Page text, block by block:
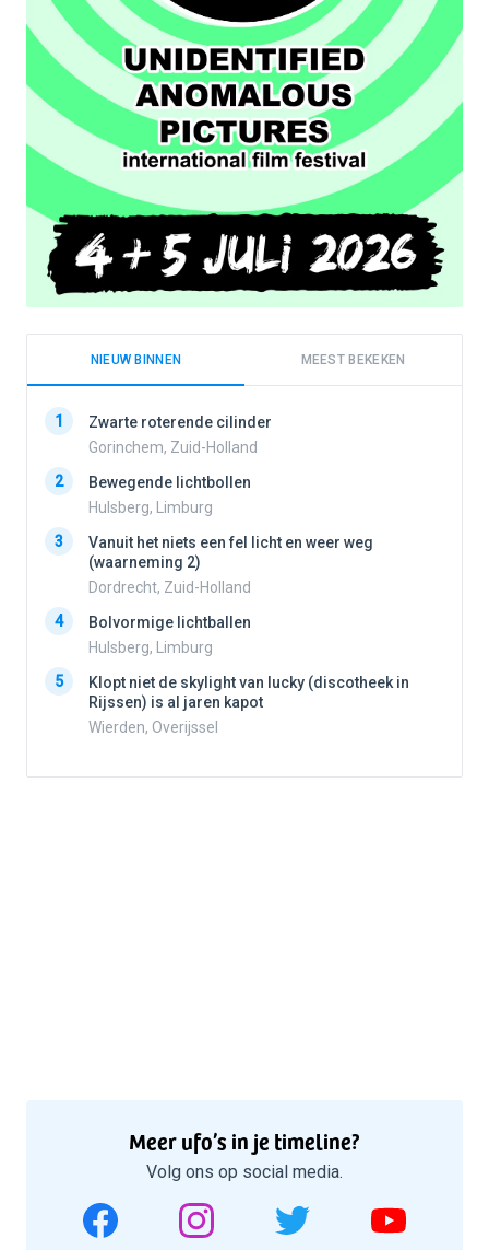
NIEUW BINNEN MEEST BEKEKEN
1
Zwarte roterende cilinder
Gorinchem, Zuid-Holland
2
Bewegende lichtbollen
Hulsberg, Limburg
3
Vanuit het niets een fel licht en weer weg
(waarneming 2)
Dordrecht, Zuid-Holland
4
Bolvormige lichtballen
Hulsberg, Limburg
5
Klopt niet de skylight van lucky (discotheek in
Rijssen) is al jaren kapot
Wierden, Overijssel
Meer ufo’s in je timeline?
Volg ons op social media.